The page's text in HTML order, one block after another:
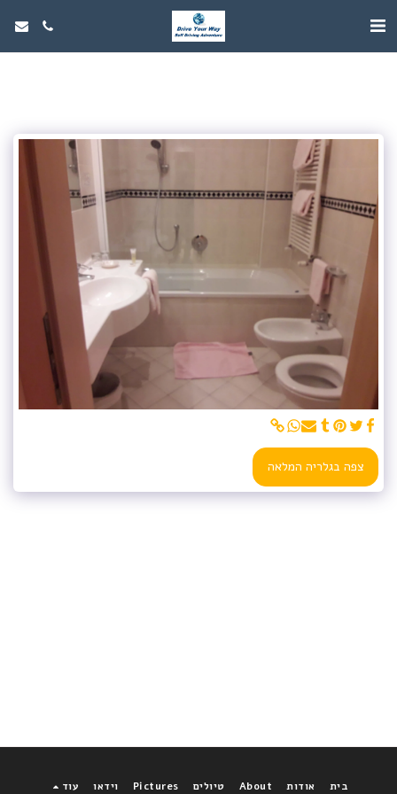
צפה בגלריה המלאה
בית אודות About טיולים Pictures וידאו עוד